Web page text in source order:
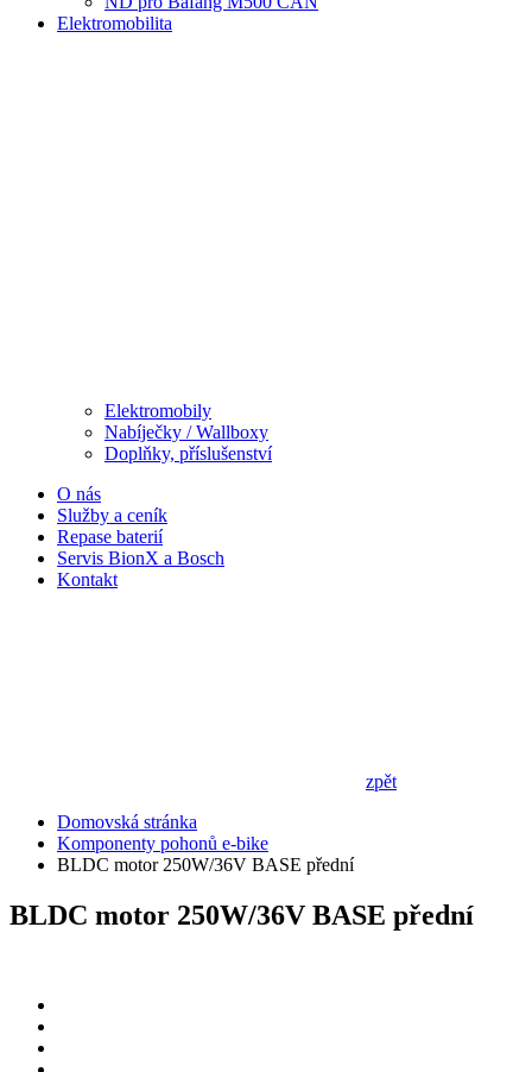
Elektromobilita
Elektromobily
Nabíječky / Wallboxy
Doplňky, příslušenství
O nás
Služby a ceník
Repase baterií
Servis BionX a Bosch
Kontakt
zpět
Domovská stránka
Komponenty pohonů e-bike
BLDC motor 250W/36V BASE přední
BLDC motor 250W/36V BASE přední